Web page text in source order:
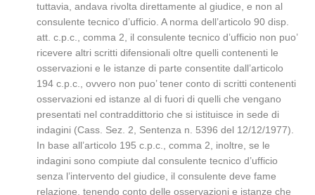
tuttavia, andava rivolta direttamente al giudice, e non al
consulente tecnico d’ufficio. A norma dell’articolo 90 disp.
att. c.p.c., comma 2, il consulente tecnico d’ufficio non puo’
ricevere altri scritti difensionali oltre quelli contenenti le
osservazioni e le istanze di parte consentite dall’articolo
194 c.p.c., ovvero non puo’ tener conto di scritti contenenti
osservazioni ed istanze al di fuori di quelli che vengano
presentati nel contraddittorio che si istituisce in sede di
indagini (Cass. Sez. 2, Sentenza n. 5396 del 12/12/1977).
In base all’articolo 195 c.p.c., comma 2, inoltre, se le
indagini sono compiute dal consulente tecnico d’ufficio
senza l’intervento del giudice, il consulente deve fame
relazione, tenendo conto delle osservazioni e istanze che